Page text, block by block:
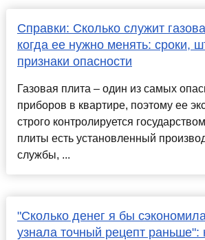
Справки: Сколько служит
когда ее нужно менять: сроки,
признаки опасности
Газовая плита – один из самых
приборов в квартире, поэтому ее
строго контролируется
плиты есть установленный
службы, ...
"Сколько денег я бы
узнала точный рецепт раньше":